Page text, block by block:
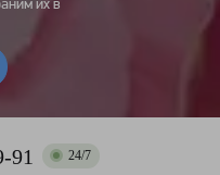
их в
91 24/7